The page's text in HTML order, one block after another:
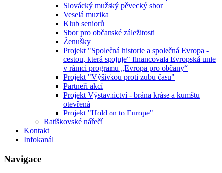
Slovácký mužský pěvecký sbor
Veselá muzika
Klub seniorů
Sbor pro občanské záležitosti
Ženušky
Projekt "Společná historie a společná Evropa -
cestou, která spojuje" financovala Evropská unie
v rámci programu „Evropa pro občany“
Projekt "Výšivkou proti zubu času"
Partneři akcí
Projekt Výstavnictví - brána kráse a kumštu
otevřená
Projekt "Hold on to Europe"
Ratíškovské nářečí
Kontakt
Infokanál
Navigace